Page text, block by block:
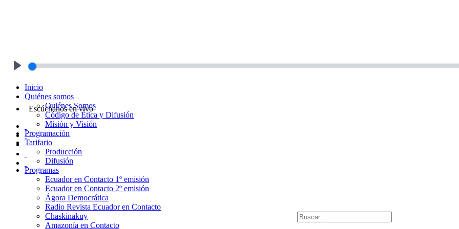
Escúchanos en vivo
Inicio
Quiénes somos
Quiénes Somos
Código de Ética y Difusión
Misión y Visión
Programación
Tarifario
Producción
Difusión
Programas
Ecuador en Contacto 1º emisión
Ecuador en Contacto 2º emisión
Ágora Democrática
Radio Revista Ecuador en Contacto
Chaskinakuy
Amazonía en Contacto